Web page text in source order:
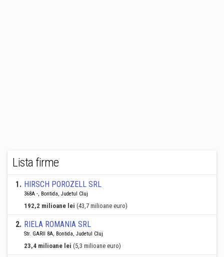
Lista firme
1. HIRSCH POROZELL SRL
368A -, Bontida, Judetul Cluj
192,2 milioane lei (43,7 milioane euro)
2. RIELA ROMANIA SRL
Str. GARII 8A, Bontida, Judetul Cluj
23,4 milioane lei (5,3 milioane euro)